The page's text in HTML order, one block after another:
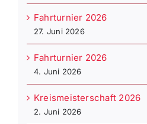
Fahrturnier 2026
27. Juni 2026
Fahrturnier 2026
4. Juni 2026
Kreismeisterschaft 2026
2. Juni 2026